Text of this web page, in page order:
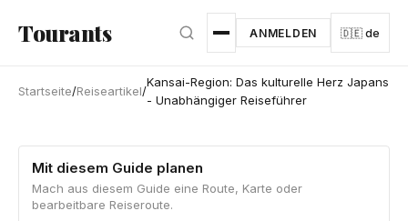
Tourants ANMELDEN 🇩🇪 de
Startseite/Reiseartikel/
Kansai-Region: Das kulturelle Herz Japans
- Unabhängiger Reiseführer
Mit diesem Guide planen
Mach aus diesem Guide eine Route, Karte oder
bearbeitbare Reiseroute.